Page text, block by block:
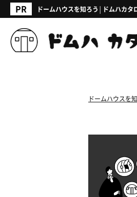
ドームハウスを知ろう│ドムハカタ
ドームハウスを